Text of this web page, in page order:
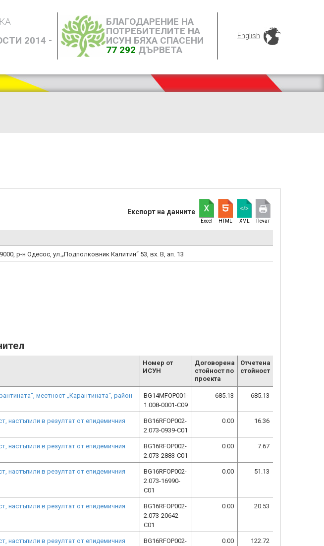
2014 -
БЛАГОДАРЕНИЕ НА
ПОТРЕБИТЕЛИТЕ НА
ИСУН БЯХА СПАСЕНИ
77 292 ДЪРВЕТА
English
Експорт на данните
Excel HTML XML Печат
р-н Одесос, ул.„Подполковник Калитин“ 53, вх. В, ап. 13
Номер от
ИСУН
Договорена
стойност по
проекта
Отчетена
стойност
местност „Карантината“, район
BG14MFOP001-
1.008-0001-C09
685.13 685.13
настъпили в резултат от епидемичния
BG16RFOP002-
2.073-0939-C01
0.00 16.36
настъпили в резултат от епидемичния
BG16RFOP002-
2.073-2883-C01
0.00 7.67
настъпили в резултат от епидемичния
BG16RFOP002-
2.073-16990-
C01
0.00 51.13
настъпили в резултат от епидемичния
BG16RFOP002-
2.073-20642-
C01
0.00 20.53
настъпили в резултат от епидемичния
BG16RFOP002-
0.00 122.72